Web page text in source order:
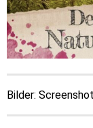
Bilder: